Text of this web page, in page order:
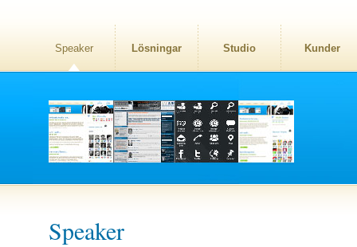
Speaker Lösningar Studio Kunder
Speaker